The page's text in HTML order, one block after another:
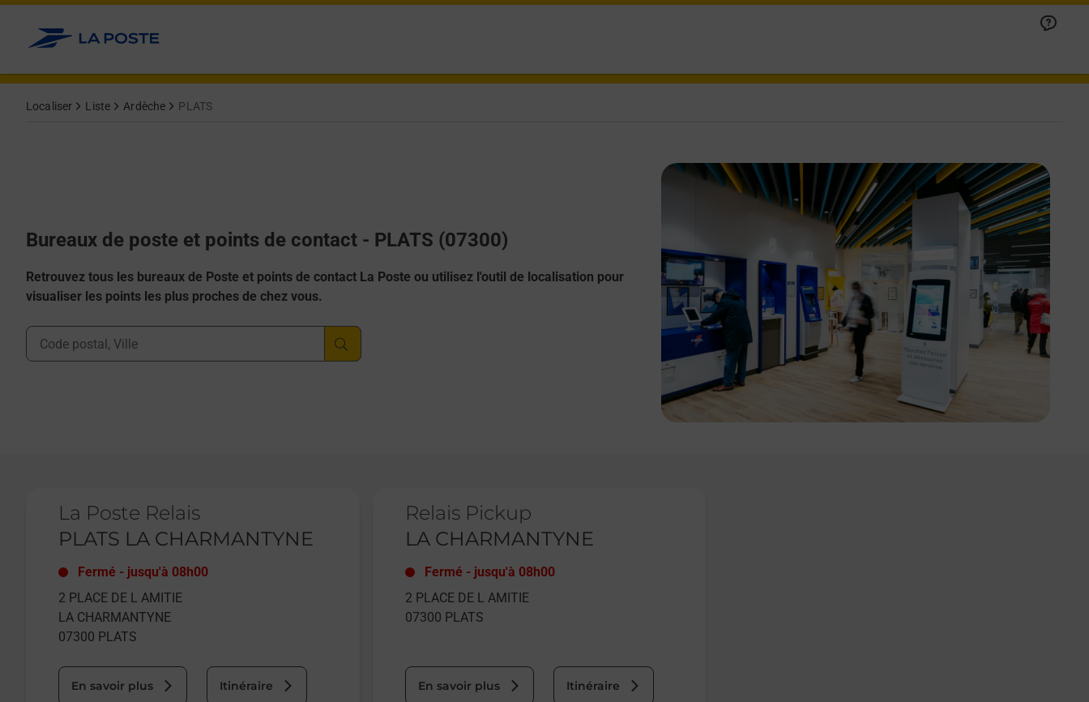
Allez au contenu
Localiser Liste Ardèche PLATS
Bureaux de poste et points de contact - PLATS (07300)
Retrouvez tous les bureaux de Poste et points de contact La Poste ou utilisez l'outil de localisation pour
visualiser les points les plus proches de chez vous.
Ville, Département, Code Postal
La Poste Relais
PLATS LA CHARMANTYNE
Fermé - jusqu'à 08h00
2 PLACE DE L AMITIE
LA CHARMANTYNE
07300 PLATS
En savoir plus Itinéraire
Relais Pickup
LA CHARMANTYNE
Fermé - jusqu'à 08h00
2 PLACE DE L AMITIE
07300 PLATS
En savoir plus Itinéraire
Afficher ou masquer la réponse
Afficher ou masquer la réponse
Afficher ou masquer la réponse
Afficher ou masquer la réponse
Afficher ou masquer la réponse